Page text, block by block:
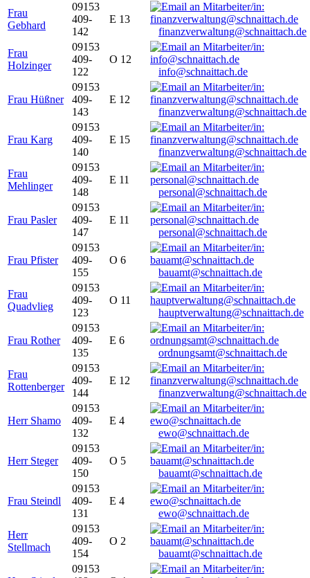
Frau
Gebhard
09153
409-
142
E 13
finanzverwaltung@schnaittach.de
Frau
Holzinger
09153
409-
122
O 12
info@schnaittach.de
Frau Hüßner
09153
409-
143
E 12
finanzverwaltung@schnaittach.de
Frau Karg
09153
409-
140
E 15
finanzverwaltung@schnaittach.de
Frau
Mehlinger
09153
409-
148
E 11
personal@schnaittach.de
Frau Pasler
09153
409-
147
E 11
personal@schnaittach.de
Frau Pfister
09153
409-
155
O 6
bauamt@schnaittach.de
Frau
Quadvlieg
09153
409-
123
O 11
hauptverwaltung@schnaittach.de
Frau Rother
09153
409-
135
E 6
ordnungsamt@schnaittach.de
Frau
Rottenberger
09153
409-
144
E 12
finanzverwaltung@schnaittach.de
Herr Shamo
09153
409-
132
E 4
ewo@schnaittach.de
Herr Steger
09153
409-
150
O 5
bauamt@schnaittach.de
Frau Steindl
09153
409-
131
E 4
ewo@schnaittach.de
Herr
Stellmach
09153
409-
154
O 2
bauamt@schnaittach.de
09153